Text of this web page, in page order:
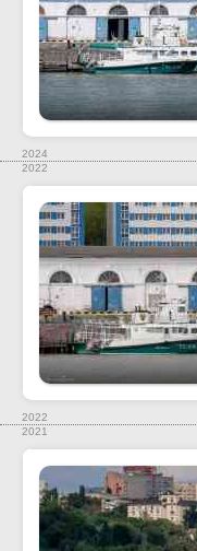
2024
2022
2022
2021